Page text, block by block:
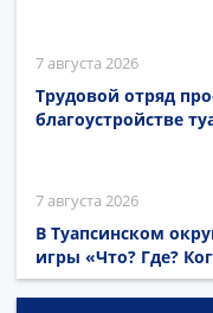
7 августа 2026
Трудовой отряд
благоустройстве
7 августа 2026
В Туапсинском
игры «Что? Где?